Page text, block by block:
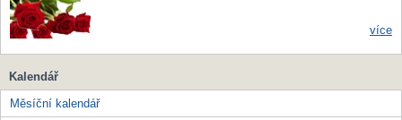
více
Kalendář
Měsíční kalendář